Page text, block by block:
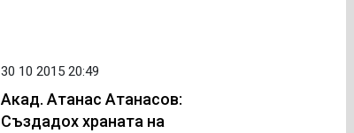
30 10 2015 20:49
Акад. Атанас Атанасов:
Създадох храната на